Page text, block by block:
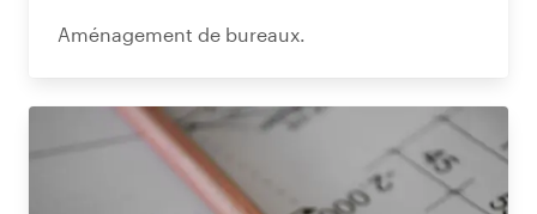
Aménagement de bureaux.